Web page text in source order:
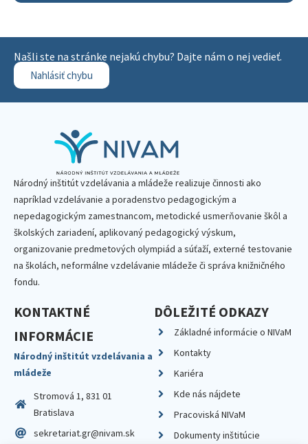
Našli ste na stránke nejakú chybu? Dajte nám o nej vedieť.
Nahlásiť chybu
Národný inštitút vzdelávania a mládeže realizuje činnosti ako
napríklad vzdelávanie a poradenstvo pedagogickým a
nepedagogickým zamestnancom, metodické usmerňovanie škôl a
školských zariadení, aplikovaný pedagogický výskum,
organizovanie predmetových olympiád a súťaží, externé testovanie
na školách, neformálne vzdelávanie mládeže či správa knižničného
fondu.
KONTAKTNÉ
INFORMÁCIE
Národný inštitút vzdelávania a
mládeže
Stromová 1, 831 01
Bratislava
sekretariat.gr@nivam.sk
DÔLEŽITÉ ODKAZY
Základné informácie o NIVaM
Kontakty
Kariéra
Kde nás nájdete
Pracoviská NIVaM
Dokumenty inštitúcie